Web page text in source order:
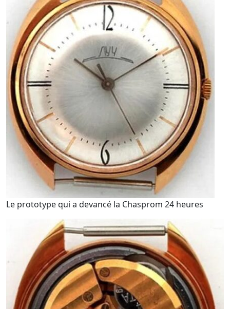
Le prototype qui a devancé la Chasprom 24 heures